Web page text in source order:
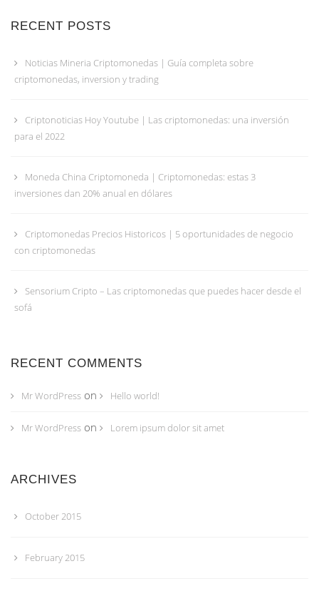
RECENT POSTS
Noticias Mineria Criptomonedas | Guía completa sobre
criptomonedas, inversion y trading
Criptonoticias Hoy Youtube | Las criptomonedas: una inversión
para el 2022
Moneda China Criptomoneda | Criptomonedas: estas 3
inversiones dan 20% anual en dólares
Criptomonedas Precios Historicos | 5 oportunidades de negocio
con criptomonedas
Sensorium Cripto – Las criptomonedas que puedes hacer desde el
sofá
RECENT COMMENTS
Mr WordPress on Hello world!
Mr WordPress on Lorem ipsum dolor sit amet
ARCHIVES
October 2015
February 2015